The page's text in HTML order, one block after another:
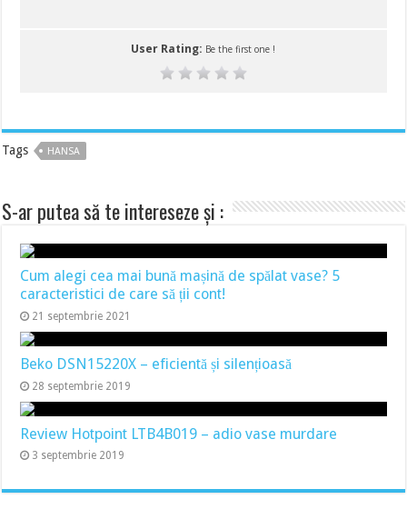
User Rating: Be the first one !
Tags HANSA
S-ar putea să te intereseze și :
Cum alegi cea mai bună mașină de spălat vase? 5
caracteristici de care să ții cont!
21 septembrie 2021
Beko DSN15220X – eficientă și silențioasă
28 septembrie 2019
Review Hotpoint LTB4B019 – adio vase murdare
3 septembrie 2019